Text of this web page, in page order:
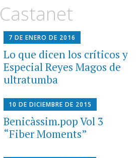
Castanet
7 DE ENERO DE 2016
Lo que dicen los críticos y
Especial Reyes Magos de
ultratumba
10 DE DICIEMBRE DE 2015
Benicàssim.pop Vol 3
“Fiber Moments”